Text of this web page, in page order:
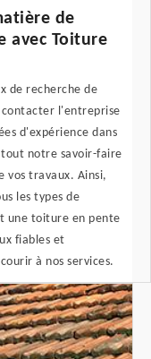
de
avec Toiture
de recherche de
contacter l'entreprise
d'expérience dans
notre savoir-faire
vos travaux. Ainsi,
les types de
une toiture en pente
fiables et
à nos services.